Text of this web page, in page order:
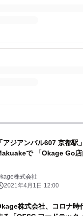
アジアンバル607 京都駅
で 「Okage Go店
株式会社
2021年4月1日 12:00
株式会社、コロナ時